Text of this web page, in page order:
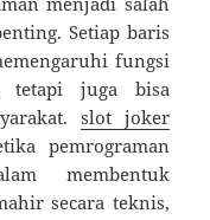
Setiap baris
fungsi
tetapi juga bisa
slot joker
pemrograman
membentuk
secara teknis,